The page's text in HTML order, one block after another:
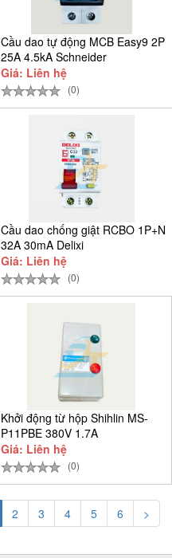
Cầu dao tự động MCB Easy9 2P
25A 4.5kA Schneider
EZ9F34225
Giá: Liên hệ
(0)
Cầu dao chống giật RCBO 1P+N
32A 30mA Delixi
CDB6LESi1C32
Giá: Liên hệ
(0)
Khởi động từ hộp Shihlin MS-
P11PBE 380V 1.7A
Giá: Liên hệ
(0)
2 3 4 5 6 >